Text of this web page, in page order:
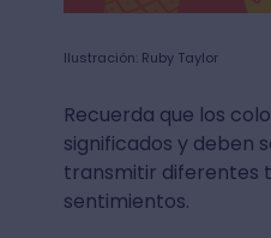
Ilustración: Ruby Taylor
Recuerda que los
significados y deben
transmitir diferentes
sentimientos.